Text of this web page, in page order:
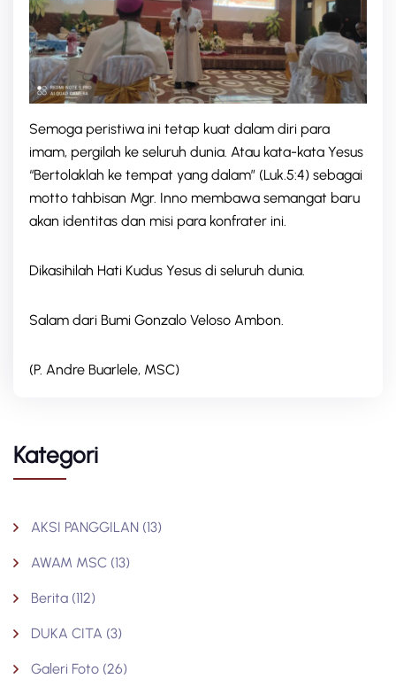
Semoga peristiwa ini tetap kuat dalam diri para
imam, pergilah ke seluruh dunia. Atau kata-kata Yesus
“Bertolaklah ke tempat yang dalam” (Luk.5:4) sebagai
motto tahbisan Mgr. Inno membawa semangat baru
akan identitas dan misi para konfrater ini.
Dikasihilah Hati Kudus Yesus di seluruh dunia.
Salam dari Bumi Gonzalo Veloso Ambon.
(P. Andre Buarlele, MSC)
Kategori
AKSI PANGGILAN (13)
AWAM MSC (13)
Berita (112)
DUKA CITA (3)
Galeri Foto (26)